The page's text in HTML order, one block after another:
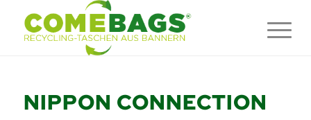
NIPPON CONNECTION